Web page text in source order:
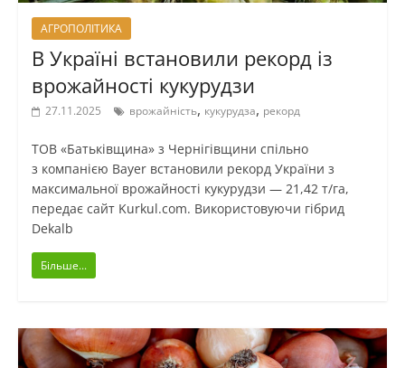
АГРОПОЛІТИКА
В Україні встановили рекорд із
врожайності кукурудзи
27.11.2025 врожайність, кукурудза, рекорд
ТОВ «Батьківщина» з Чернігівщини спільно
з компанією Bayer встановили рекорд України з
максимальної врожайності кукурудзи — 21,42 т/га,
передає сайт Kurkul.com. Використовуючи гібрид
Dekalb
Більше...